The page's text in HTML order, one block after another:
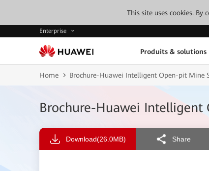
This site uses cookies.
Enterprise
Produits & solutions
Home Brochure-Huawei Intelligent Open-pit Mine
Brochure-Huawei
Download(26.0MB) Share